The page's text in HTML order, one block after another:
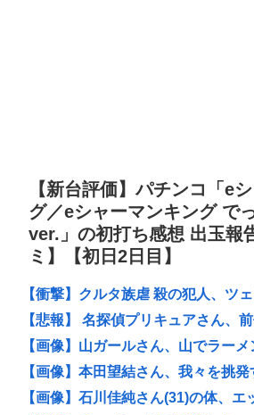
【新台評価】パチンコ「e
グ／eシャーマンキング で
ver.」の初打ち感想 出玉報
ミ】【初日2日目】
【衝撃】クルタ族虐 殺の犯人、ツ
【悲報】 名探偵プリキュアさん、
【画像】山ガールさん、山でラーメ
【画像】本田望結さん、我々を挑発
【画像】石川佳純さん(31)の体、エ